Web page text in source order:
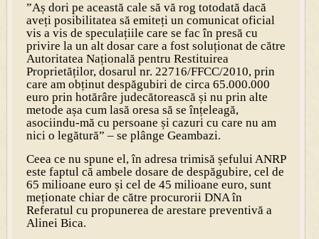
”Aș dori pe această cale să vă rog totodată dacă
aveți posibilitatea să emiteți un comunicat oficial
vis a vis de speculațiile care se fac în presă cu
privire la un alt dosar care a fost soluționat de către
Autoritatea Națională pentru Restituirea
Proprietăților, dosarul nr. 22716/FFCC/2010, prin
care am obținut despăgubiri de circa 65.000.000
euro prin hotărâre judecătorească și nu prin alte
metode așa cum lasă oresa să se înțeleagă,
asociindu-mă cu persoane și cazuri cu care nu am
nici o legătură” – se plânge Geambazi.
Ceea ce nu spune el, în adresa trimisă șefului ANRP
este faptul că ambele dosare de despăgubire, cel de
65 milioane euro și cel de 45 milioane euro, sunt
meționate chiar de către procurorii DNA în
Referatul cu propunerea de arestare preventivă a
Alinei Bica.